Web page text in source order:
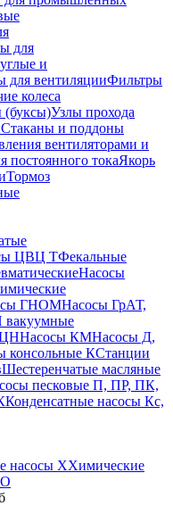
для
и
для вентиляцииФильтры
колеса
Узлы прохода
Стаканы и поддоны
вентиляторами и
постоянного токаЯкорь
Тормоз
ЦВЦ ТФекальные
Насосы
ГНОМНасосы ГрАТ,
Насосы КМНасосы Д,
консольные КСтанции
Шестеренчатые масляные
песковые П, ПР, ПК,
Конденсатные насосы Кс,
насосы XХимические